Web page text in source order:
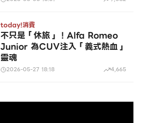
today!消費
不只是「休旅」！Alfa Romeo
Junior 為CUV注入「義式熱血」
靈魂
2026-05-27 18:18 4,665